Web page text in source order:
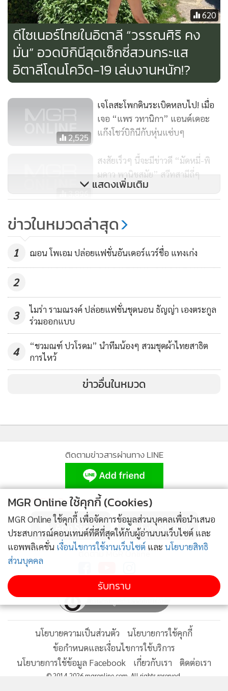
620
ดีไซเนอร์ไทยในอิตาลี “วรรณศิริ คง
มั่น” อวดบิกินีสุดเซ็กซี่สวนกระแส
อิตาลีโดนโควิด-19 เล่นงานหนัก!?
2,525
เจโลสะโพกดินระเบิดหลบไป! เมื่อ
เจอ “แพร วทานิกา” แอนด์เดอะ
แก๊งโชว์บิกินีกับหุ่นแซ่บๆ
3,896
สงสัยเร็วๆ นี้จะมีข่าวดี “มัดหมี่-พิ
มดาว พานิชสมัย” สวีทสามีถี่ๆ
55,566
พี่ “แพร วทานิกา” โอ้..มาบั๊ก
แตงโม!
แสดงเพิ่มเติม
ข่าวในหมวดล่าสุด
1 ฌอน โพเอม ปล่อยแฟชั่นอันเดอร์แวร์ชื่อ แทงเก่ง
2
3
ไมร่า รามณรงค์ ปล่อยแฟชั่นชุดนอน ธัญญ่า เองตระกูล
ร่วมออกแบบ
4
“ชวมณฑ์ ปวโรดม” นำทีมน้องๆ สวมชุดผ้าไทยสาธิต
การไหว้
ข่าวอื่นในหมวด
ติดตามข่าวสารผ่านทาง LINE
MGR Online Application
ติดตาม MGR Online
นโยบายความเป็นส่วนตัว
นโยบายการใช้คุกกี้
ข้อกำหนดและเงื่อนไขการใช้บริการ
นโยบายการใช้ข้อมูล Facebook
เกี่ยวกับเรา ติดต่อเรา
© 2014-2026 mgronline.com. All rights reserved.
MGR Online ใช้คุกกี้ (Cookies)
MGR Online ใช้คุกกี้ เพื่อจัดการข้อมูลส่วนบุคคลเพื่อนำเสนอ
ประสบการณ์คอนเทนต์ที่ดีที่สุดให้กับผู้อ่านบนเว็บไซต์ และ
แอพพลิเคชั่น เงื่อนไขการใช้งานเว็บไซต์ และ นโยบายสิทธิ
ส่วนบุคคล
รับทราบ